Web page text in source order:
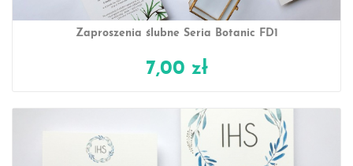
Zaproszenia ślubne Seria Botanic FD1
7,00 zł